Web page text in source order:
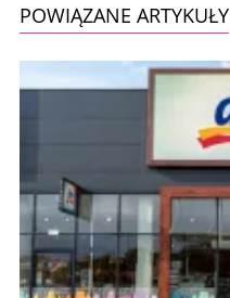
POWIĄZANE ARTYKUŁY